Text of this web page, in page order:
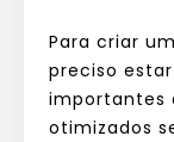
Para criar
preciso
importantes
otimizados